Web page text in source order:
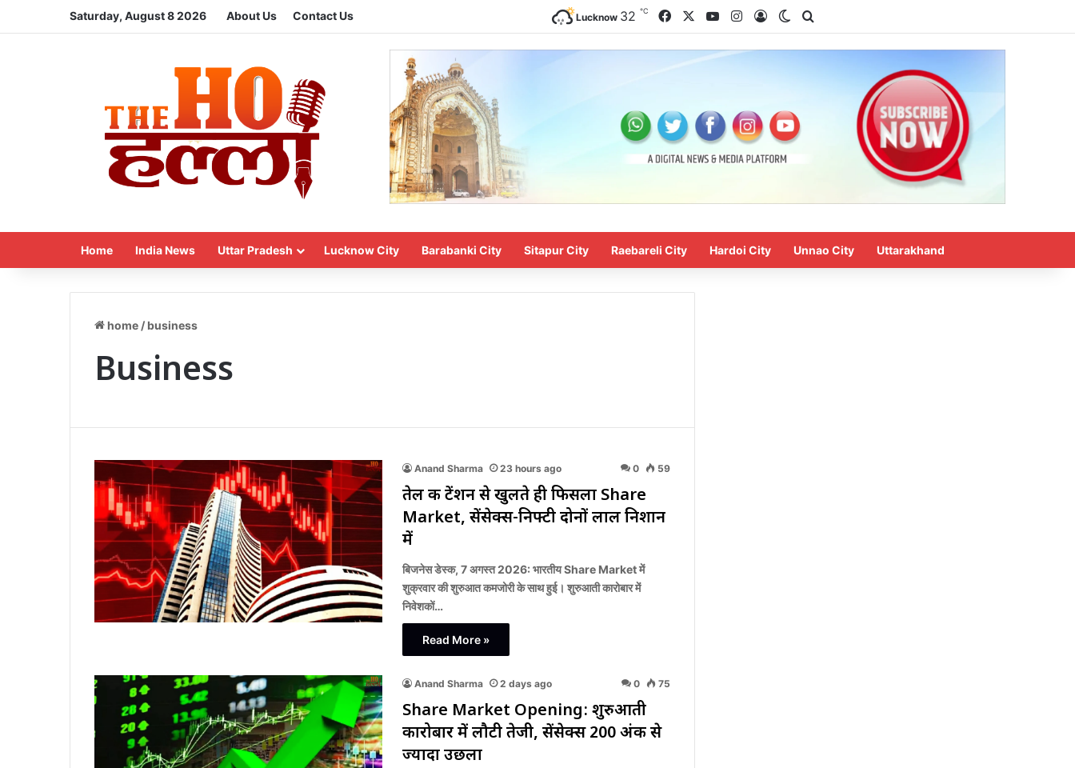
Saturday, August 8 2026 About Us Contact Us Lucknow 32 ℃
Home India News Uttar Pradesh Lucknow City Barabanki City Sitapur City Raebareli City Hardoi City Unnao City Uttarakhand
home / business
Business
Anand Sharma 23 hours ago 0 59
तेल की टेंशन से खुलते ही फिसला Share
Market, सेंसेक्स-निफ्टी दोनों लाल निशान
में
बिजनेस डेस्क, 7 अगस्त 2026: भारतीय Share Market में
शुक्रवार की शुरुआत कमजोरी के साथ हुई। शुरुआती कारोबार में
निवेशकों…
Read More »
Anand Sharma 2 days ago 0 75
Share Market Opening: शुरुआती
कारोबार में लौटी तेजी, सेंसेक्स 200 अंक से
ज्यादा उछला